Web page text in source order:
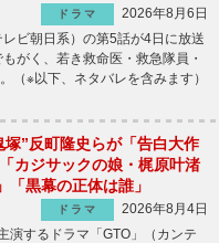
ドラマ
2026年8月6日
ビ朝日系）の第5話が4日に放送
がく、若き救命医・救急隊員・
（※以下、ネタバレを含みます）
塚”反町隆史らが「告白大作
カジサックの娘・梶原叶渚
「黒幕の正体は誰」
ドラマ
2026年8月4日
演するドラマ「GTO」（カンテ